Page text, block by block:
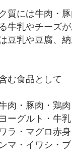
質には牛肉・
牛乳やチーズが
豆乳や豆腐、
む食品として
肉・豚肉・鶏肉
ーグルト・牛乳
ラ・マグロ赤身
マ・イワシ・ブ